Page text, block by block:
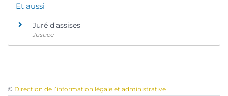
Et aussi
Juré d’assises
Justice
© Direction de l’information légale et administrative